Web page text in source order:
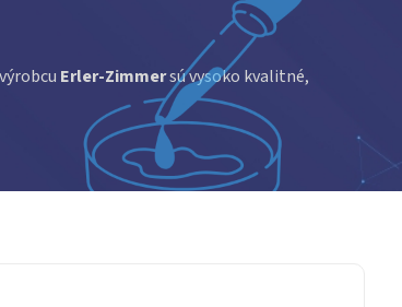
Erler-Zimmersú vysoko kvalitné,